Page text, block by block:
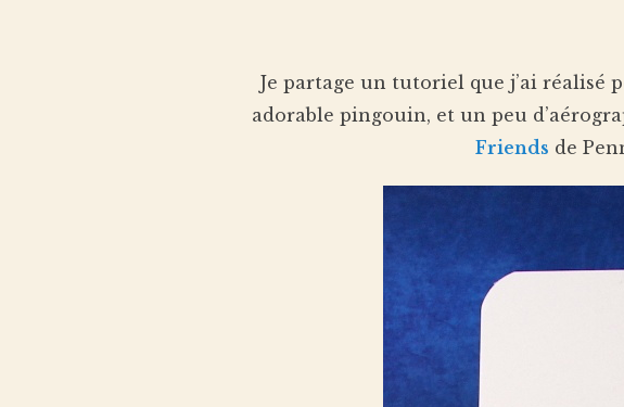
Je partage un tutoriel que j’ai réalisé
adorable pingouin, et un peu
Friends de